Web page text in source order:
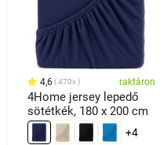
4,6 470x raktáron
4Home jersey lepedő
sötétkék, 180 x 200 cm
+4